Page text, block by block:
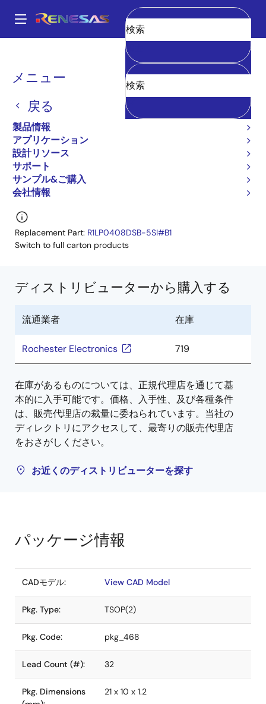
ン
Main
navigation
メニュー
戻る
製品情報
アプリケーション
設計リソース
サポート
サンプル&ご購入
会社情報
消去
パ
く
ず
R1LP0408CSB-7LC#D0
R1LP0408CSB-7LC#D0
Low Power SRAM
R1LP0408C-C シリーズ
R1LP0408CSB-7LC に関するすべての情報
Replacement Part: R1LP0408DSB-5SI#B1
Switch to full carton products
ディストリビューターから購入する
流通業者 在庫
Rochester Electronics 719
在庫があるものについては、正規代理店を通じて基
本的に入手可能です。価格、入手性、及び各種条件
は、販売代理店の裁量に委ねられています。当社の
ディレクトリにアクセスして、最寄りの販売代理店
をおさがしください。
お近くのディストリビューターを探す
パッケージ情報
CADモデル: View CAD Model
Pkg. Type: TSOP(2)
Pkg. Code: pkg_468
Lead Count (#): 32
Pkg. Dimensions
21 x 10 x 1.2